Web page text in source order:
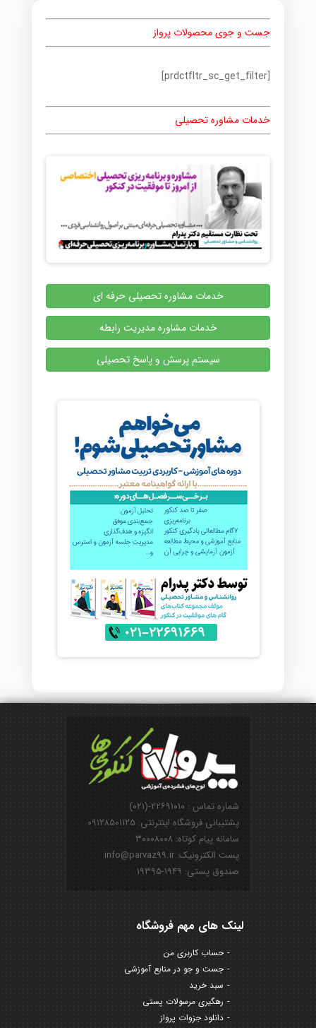
جست و جوی محصولات پرواز
[prdctfltr_sc_get_filter]
خدمات مشاوره تحصیلی
خدمات مشاوره تحصیلی حرفه ای
خدمات مشاوره مدیریت رابطه
سیستم پرسش و پاسخ تحصیلی
شماره تماس : ۲۲۶۹۱۰۱۰-(۰۲۱)
پشتیبانی فروشگاه اینترنتی: ۰۹۱۲۸۵۰۱۱۲۵
سامانه پیام کوتاه: ۳۰۰۰۸۰۰۸
پست الکترونیک: info@parvaz99.ir
صندوق پستی: ۱۹۴۹-۱۹۳۹۵
لینک های مهم فروشگاه
حساب کاربری من
جست و جو در منابع آموزشی
سبد خرید
رهگیری مرسولات پستی
دانلود جزوات پرواز